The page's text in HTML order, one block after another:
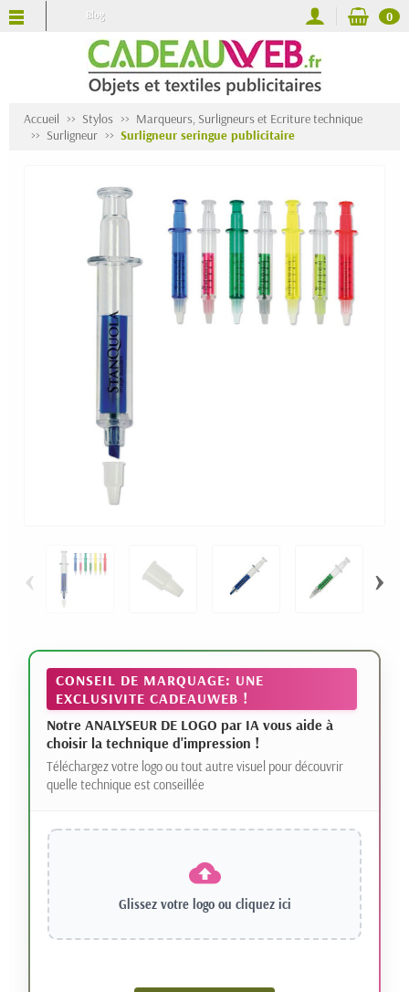
Blog 0
Accueil Stylos
Marqueurs, Surligneurs et Ecriture technique
Surligneur
Surligneur seringue publicitaire
‹ ›
CONSEIL DE MARQUAGE: UNE
EXCLUSIVITE CADEAUWEB !
Notre ANALYSEUR DE LOGO par IA vous aide à
choisir la technique d'impression !
Téléchargez votre logo ou tout autre visuel pour découvrir
quelle technique est conseillée
Glissez votre logo ou cliquez ici